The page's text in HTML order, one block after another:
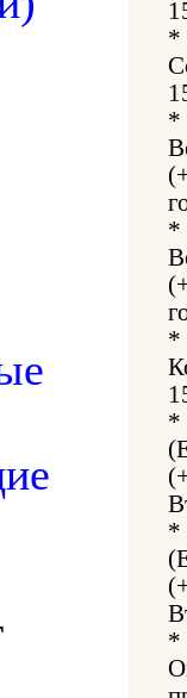
*
*
*
*
*
*
*